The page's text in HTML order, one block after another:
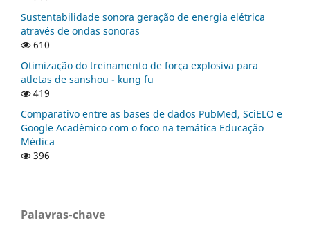
Sustentabilidade sonora geração de energia elétrica
através de ondas sonoras
610
Otimização do treinamento de força explosiva para
atletas de sanshou - kung fu
419
Comparativo entre as bases de dados PubMed, SciELO e
Google Acadêmico com o foco na temática Educação
Médica
396
Palavras-chave